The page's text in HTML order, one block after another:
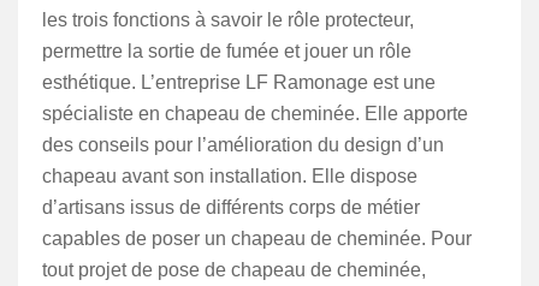
les trois fonctions à savoir le rôle protecteur,
permettre la sortie de fumée et jouer un rôle
esthétique. L’entreprise LF Ramonage est une
spécialiste en chapeau de cheminée. Elle apporte
des conseils pour l’amélioration du design d’un
chapeau avant son installation. Elle dispose
d’artisans issus de différents corps de métier
capables de poser un chapeau de cheminée. Pour
tout projet de pose de chapeau de cheminée,